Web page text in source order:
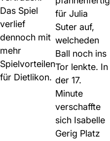
Das Spiel
verlief
dennoch mit
mehr
Spielvorteilen
für Dietlikon.
für Julia
Suter auf,
welcheden
Ball noch ins
Tor lenkte. In
der 17.
Minute
verschaffte
sich Isabelle
Gerig Platz